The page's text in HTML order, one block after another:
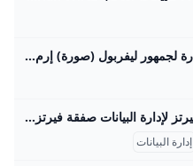
فيرتز يزف بشرى سارة لجمهور ليفربول (صورة) إرم نيوز ‘يبدو أن فلوريان فيرتز، نجم باير ليفركوزن، أراد زف بشرى سارة لجماهير ليفربول في ظل التقارير التي تتحدث عن اقترابه من ارتداء قميص “الريدز”.’ لا يمكنه السيطرة على الكرة.. فيديو كارثي لمستوى لامين يامال مع برشلونة (شاهد)‎ مودريتش جزائري كرواتي.. من هو لوفرو شلفي الذي خطفه برشلونة؟ سليمان الهتلان يشعل سباق رئاسة الهلال السعودي أول تعليق من حمد المالك بعد رحيل فهد بن نافل عن الهلال من نحنتواصل معناأعلن معناسياسة الخصوصيةشروط الإستخدام جميع الحقوق محفوظة © 2024 شركة إرم ميديا - Erem Media FZ LLC
تكلفة وفوائد صفقة فيرتز لإدارة البيانات صفقة فيرتز (Virtex) هي عبارة عن نظام متقدم يهدف إلى تنظيم وإدارة البيانات بشكل فعّال ومنظم، وتهدف إلى تحسين جودة البيانات وسرعة الوصول إليها وتسهيل استخدامها. فيما يتعلق بتكلفة صفقة فيرتز، فهي تتضمن عادة رسوم تنفيذية لمرة واحدة تبلغ تقريباً 750 دولاراً لكل موقع يتم دمجه في النظام، بالإضافة إلى رسوم اشتراك سنوية تصل إلى حوالي 125 دولاراً. هذه الرسوم تغطي الخدمات الأساسية للنظام، بما في ذلك توفير البنية التحتية لتخزين البيانات وتنظيمها، مع إمكانية إضافة وحدات وخدمات إضافية قد تفرض رسومًا إضافية حسب الحاجة.
إدارة البيانات